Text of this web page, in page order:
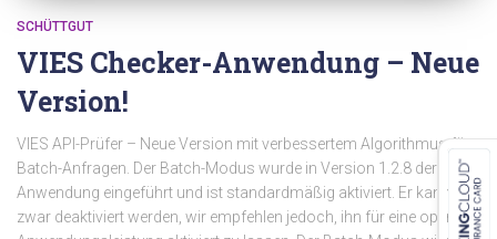
SCHÜTTGUT
VIES Checker-Anwendung – Neue
Version!
VIES API-Prüfer – Neue Version mit verbessertem Algorithmus für
Batch-Anfragen. Der Batch-Modus wurde in Version 1.2.8 der
Anwendung eingeführt und ist standardmäßig aktiviert. Er kann
zwar deaktiviert werden, wir empfehlen jedoch, ihn für eine optimale